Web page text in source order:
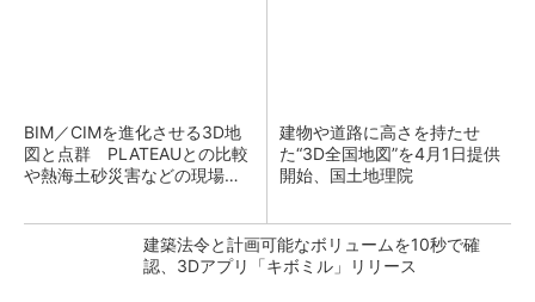
BIM／CIMを進化させる3D地
図と点群 PLATEAUとの比較
や熱海土砂災害などの現場事
建物や道路に高さを持たせ
た“3D全国地図”を4月1日提供
開始、国土地理院
建築法令と計画可能なボリュームを10秒で確
認、3Dアプリ「キボミル」リリース